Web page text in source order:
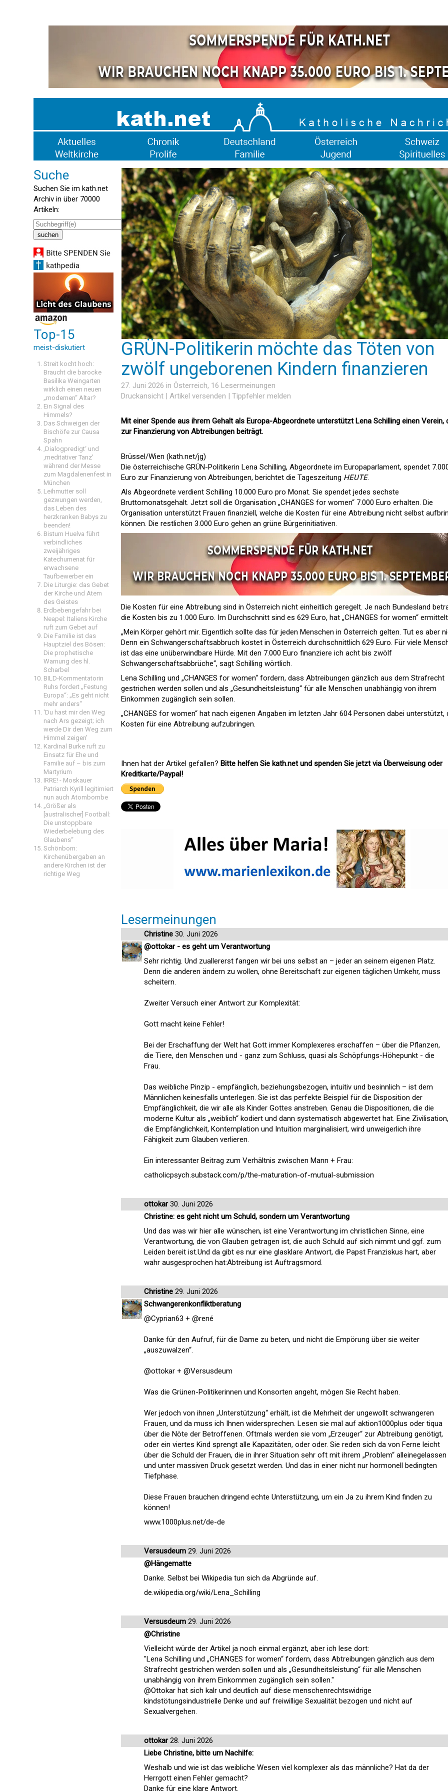
Suche
Suchen Sie im kath.net
Archiv in über 70000
Artikeln:
Top-15
meist-diskutiert
Streit kocht hoch:
Braucht die barocke
Basilika Weingarten
wirklich einen neuen
„modernen“ Altar?
Ein Signal des
Himmels?
Das Schweigen der
Bischöfe zur Causa
Spahn
‚Dialogpredigt‘ und
‚meditativer Tanz’
während der Messe
zum Magdalenenfest in
München
Leihmutter soll
gezwungen werden,
das Leben des
herzkranken Babys zu
beenden!
Bistum Huelva führt
verbindliches
zweijähriges
Katechumenat für
erwachsene
Taufbewerber ein
Die Liturgie: das Gebet
der Kirche und Atem
des Geistes
Erdbebengefahr bei
Neapel: Italiens Kirche
ruft zum Gebet auf
Die Familie ist das
Hauptziel des Bösen:
Die prophetische
Warnung des hl.
Scharbel
BILD-Kommentatorin
Ruhs fordert „Festung
Europa“: „Es geht nicht
mehr anders“
'Du hast mir den Weg
nach Ars gezeigt; ich
werde Dir den Weg zum
Himmel zeigen'
Kardinal Burke ruft zu
Einsatz für Ehe und
Familie auf – bis zum
Martyrium
IRRE! - Moskauer
Patriarch Kyrill legitimiert
nun auch Atombombe
„Größer als
[australischer] Football:
Die unstoppbare
Wiederbelebung des
Glaubens“
Schönborn:
Kirchenübergaben an
andere Kirchen ist der
richtige Weg
GRÜN-Politikerin möchte das Töten von
zwölf ungeborenen Kindern finanzieren
27. Juni 2026 in Österreich, 16 Lesermeinungen
Druckansicht | Artikel versenden | Tippfehler melden
Mit einer Spende aus ihrem Gehalt als Europa-Abgeordnete unterstützt Lena Schilling einen Verein,
zur Finanzierung von Abtreibungen beiträgt.
Brüssel/Wien (kath.net/jg)
Die österreichische GRÜN-Politikerin Lena Schilling, Abgeordnete im Europaparlament, spendet
Euro zur Finanzierung von Abtreibungen, berichtet die Tageszeitung HEUTE.
Als Abgeordnete verdient Schilling 10.000 Euro pro Monat. Sie spendet jedes sechste
Bruttomonatsgehalt. Jetzt soll die Organisation „CHANGES for women“ 7.000 Euro erhalten. Die
Organisation unterstützt Frauen finanziell, welche die Kosten für eine Abtreibung nicht selbst
können. Die restlichen 3.000 Euro gehen an grüne Bürgerinitiativen.
Die Kosten für eine Abtreibung sind in Österreich nicht einheitlich geregelt. Je nach Bundesland
die Kosten bis zu 1.000 Euro. Im Durchschnitt sind es 629 Euro, hat „CHANGES for women“
„Mein Körper gehört mir. Eigentlich sollte das für jeden Menschen in Österreich gelten. Tut es aber
Denn ein Schwangerschaftsabbruch kostet in Österreich durchschnittlich 629 Euro. Für viele
ist das eine unüberwindbare Hürde. Mit den 7.000 Euro finanziere ich acht bis zwölf
Schwangerschaftsabbrüche“, sagt Schilling wörtlich.
Lena Schilling und „CHANGES for women“ fordern, dass Abtreibungen gänzlich aus dem Strafrecht
gestrichen werden sollen und als „Gesundheitsleistung“ für alle Menschen unabhängig von ihrem
Einkommen zugänglich sein sollen.
„CHANGES for women“ hat nach eigenen Angaben im letzten Jahr 604 Personen dabei unterstützt,
Kosten für eine Abtreibung aufzubringen.
Ihnen hat der Artikel gefallen? Bitte helfen Sie kath.net und spenden Sie jetzt via Überweisung oder
Kreditkarte/Paypal!
Lesermeinungen
Christine 30. Juni 2026
@ottokar - es geht um Verantwortung
Sehr richtig. Und zuallererst fangen wir bei uns selbst an – jeder an seinem eigenen Platz.
Denn die anderen ändern zu wollen, ohne Bereitschaft zur eigenen täglichen Umkehr, muss
scheitern.
Zweiter Versuch einer Antwort zur Komplexität:
Gott macht keine Fehler!
Bei der Erschaffung der Welt hat Gott immer Komplexeres erschaffen – über die Pflanzen,
die Tiere, den Menschen und - ganz zum Schluss, quasi als Schöpfungs-Höhepunkt - die
Frau.
Das weibliche Pinzip - empfänglich, beziehungsbezogen, intuitiv und besinnlich – ist dem
Männlichen keinesfalls unterlegen. Sie ist das perfekte Beispiel für die Disposition der
Empfänglichkeit, die wir alle als Kinder Gottes anstreben. Genau die Dispositionen, die die
moderne Kultur als „weiblich“ kodiert und dann systematisch abgewertet hat. Eine Zivilisation,
die Empfänglichkeit, Kontemplation und Intuition marginalisiert, wird unweigerlich ihre
Fähigkeit zum Glauben verlieren.
Ein interessanter Beitrag zum Verhältnis zwischen Mann + Frau:
catholicpsych.substack.com/p/the-maturation-of-mutual-submission
ottokar30. Juni 2026
Christine: es geht nicht um Schuld, sondern um Verantwortung
Und das was wir hier alle wünschen, ist eine Verantwortung im christlichen Sinne, eine
Verantwortung, die von Glauben getragen ist, die auch Schuld auf sich nimmt und ggf. zum
Leiden bereit ist.Und da gibt es nur eine glasklare Antwort, die Papst Franziskus hart, aber
wahr ausgesprochen hat:Abtreibung ist Auftragsmord.
Christine 29. Juni 2026
Schwangerenkonfliktberatung
@Cyprian63 + @rené
Danke für den Aufruf, für die Dame zu beten, und nicht die Empörung über sie weiter
„auszuwalzen“.
@ottokar + @Versusdeum
Was die Grünen-Politikerinnen und Konsorten angeht, mögen Sie Recht haben.
Wer jedoch von ihnen „Unterstützung“ erhält, ist die Mehrheit der ungewollt schwangeren
Frauen, und da muss ich Ihnen widersprechen. Lesen sie mal auf aktion1000plus oder tiqua
über die Nöte der Betroffenen. Oftmals werden sie vom „Erzeuger“ zur Abtreibung genötigt,
oder ein viertes Kind sprengt alle Kapazitäten, oder oder. Sie reden sich da von Ferne leicht
über die Schuld der Frauen, die in ihrer Situation sehr oft mit ihrem „Problem“ alleinegelassen
und unter massiven Druck gesetzt werden. Und das in einer nicht nur hormonell bedingten
Tiefphase.
Diese Frauen brauchen dringend echte Unterstützung, um ein Ja zu ihrem Kind finden zu
können!
www.1000plus.net/de-de
Versusdeum 29. Juni 2026
@Hängematte
Danke. Selbst bei Wikipedia tun sich da Abgründe auf.
de.wikipedia.org/wiki/Lena_Schilling
Versusdeum 29. Juni 2026
@Christine
Vielleicht würde der Artikel ja noch einmal ergänzt, aber ich lese dort:
"Lena Schilling und „CHANGES for women“ fordern, dass Abtreibungen gänzlich aus dem
Strafrecht gestrichen werden sollen und als „Gesundheitsleistung“ für alle Menschen
unabhängig von ihrem Einkommen zugänglich sein sollen."
@Ottokar hat sich kalr und deutlich auf diese menschenrechtswidrige
kindstötungsindustrielle Denke und auf freiwillige Sexualität bezogen und nicht auf
Sexualvergehen.
ottokar28. Juni 2026
Liebe Christine, bitte um Nachilfe:
Weshalb und wie ist das weibliche Wesen viel komplexer als das männliche? Hat da der
Herrgott einen Fehler gemacht?
Danke für eine klare Antwort.